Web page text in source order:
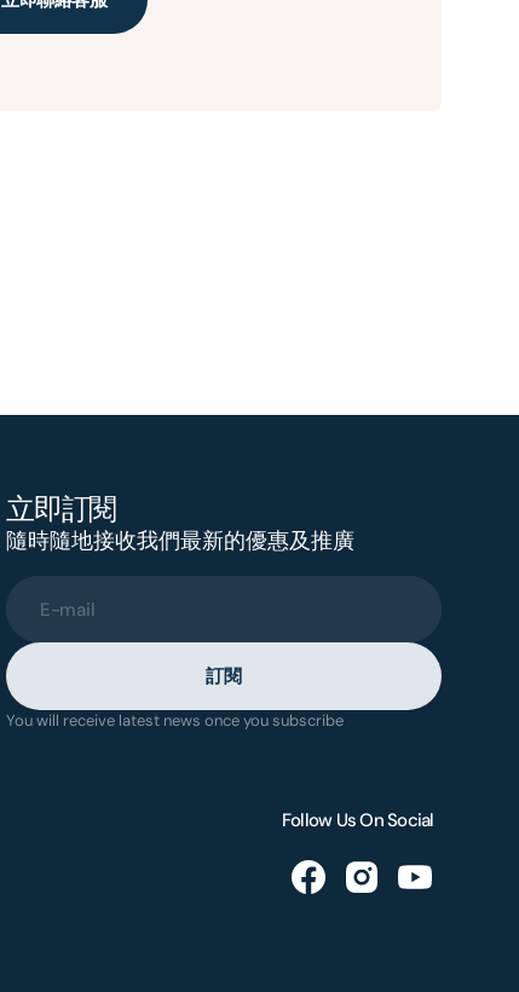
立即訂閱
隨時隨地接收我們最新的優惠及推廣
E-mail
訂閱
You will receive latest news once you subscribe
Follow Us On Social